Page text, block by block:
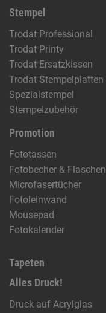
Stempel
Trodat Professional
Trodat Printy
Trodat Ersatzkissen
Trodat Stempelplatten
Spezialstempel
Stempelzubehör
Promotion
Fototassen
Fotobecher & Flaschen
Microfasertücher
Fotoleinwand
Mousepad
Fotokalender
Tapeten
Alles Druck!
Druck auf Acrylglas